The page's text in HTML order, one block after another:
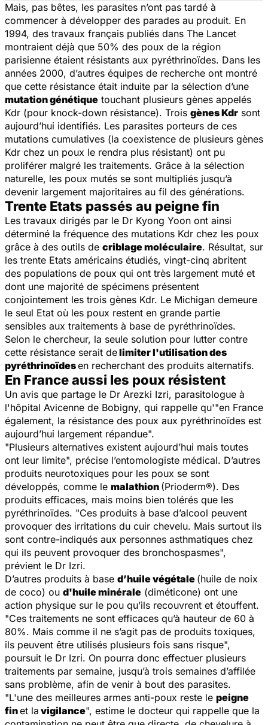
Mais, pas bêtes, les parasites n’ont pas tardé à
commencer à développer des parades au produit. En
1994, des travaux français publiés dans The Lancet
montraient déjà que 50% des poux de la région
parisienne étaient résistants aux pyréthrinoïdes. Dans les
années 2000, d’autres équipes de recherche ont montré
que cette résistance était induite par la sélection d’une
mutation génétique touchant plusieurs gènes appelés
Kdr (pour knock-down résistance). Trois gènes Kdr sont
aujourd’hui identifiés. Les parasites porteurs de ces
mutations cumulatives (la coexistence de plusieurs gènes
Kdr chez un poux le rendra plus résistant) ont pu
proliférer malgré les traitements. Grâce à la sélection
naturelle, les poux mutés se sont multipliés jusqu’à
devenir largement majoritaires au fil des générations.
Trente Etats passés au peigne fin
Les travaux dirigés par le Dr Kyong Yoon ont ainsi
déterminé la fréquence des mutations Kdr chez les poux
grâce à des outils de criblage moléculaire. Résultat, sur
les trente Etats américains étudiés, vingt-cinq abritent
des populations de poux qui ont très largement muté et
dont une majorité de spécimens présentent
conjointement les trois gènes Kdr. Le Michigan demeure
le seul Etat où les poux restent en grande partie
sensibles aux traitements à base de pyréthrinoïdes.
Selon le chercheur, la seule solution pour lutter contre
cette résistance serait delimiter l'utilisation des
pyréthrinoïdesen recherchant des produits alternatifs.
En France aussi les poux résistent
Un avis que partage le Dr Arezki Izri, parasitologue à
l'hôpital Avicenne de Bobigny, qui rappelle qu'"en France
également, la résistance des poux aux pyréthrinoïdes est
aujourd’hui largement répandue".
"Plusieurs alternatives existent aujourd’hui mais toutes
ont leur limite", précise l’entomologiste médical. D’autres
produits neurotoxiques pour les poux se sont
développés, comme le malathion (Prioderm®). Des
produits efficaces, mais moins bien tolérés que les
pyréthrinoïdes. "Ces produits à base d’alcool peuvent
provoquer des irritations du cuir chevelu. Mais surtout ils
sont contre-indiqués aux personnes asthmatiques chez
qui ils peuvent provoquer des bronchospasmes",
prévient le Dr Izri.
D’autres produits à base d’huile végétale (huile de noix
de coco) ou d'huile minérale (diméticone) ont une
action physique sur le pou qu’ils recouvrent et étouffent.
"Ces traitements ne sont efficaces qu’à hauteur de 60 à
80%. Mais comme il ne s’agit pas de produits toxiques,
ils peuvent être utilisés plusieurs fois sans risque",
poursuit le Dr Izri. On pourra donc effectuer plusieurs
traitements par semaine, jusqu’à trois semaines d’affilée
sans problème, afin de venir à bout des parasites.
"L'une des meilleures armes anti-poux reste le peigne
finet la vigilance", estime le docteur qui rappelle que la